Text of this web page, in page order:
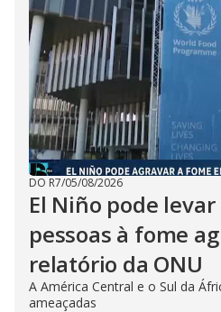
DO R7/05/08/2026
El Niño pode
pessoas à fome
relatório da ONU
A América Central e o Sul da
ameaçadas